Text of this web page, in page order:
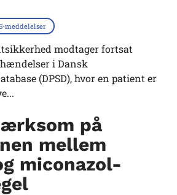
meddelelser
modtager fortsat
i Dansk
(DPSD), hvor en patient er
på
mellem
miconazol-